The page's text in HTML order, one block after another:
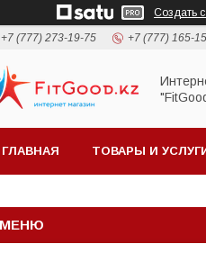
Создать
+7 (777) 273-19-75 +7 (777) 165-
ГЛАВНАЯ ТОВАРЫ И